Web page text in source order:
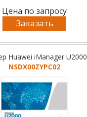
Цена по запросу
Заказать
Huawei iManager U2000
NSDX00ZYPC02